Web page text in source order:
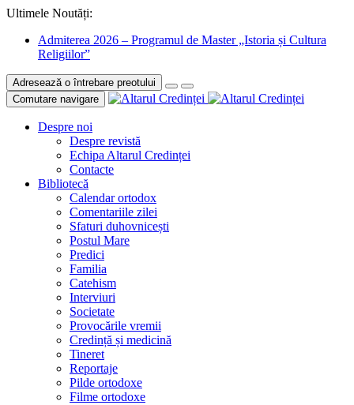
Ultimele Noutăți:
Admiterea 2026 – Programul de Master „Istoria și Cultura
Religiilor”
Adresează o întrebare preotului
Comutare navigare
Despre noi
Despre revistă
Echipa Altarul Credinței
Contacte
Bibliotecă
Calendar ortodox
Comentariile zilei
Sfaturi duhovnicești
Postul Mare
Predici
Familia
Catehism
Interviuri
Societate
Provocările vremii
Credință și medicină
Tineret
Reportaje
Pilde ortodoxe
Filme ortodoxe